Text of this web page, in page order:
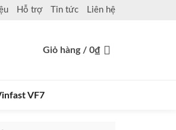
Hỗ trợ Tin tức Liên hệ
Giỏ hàng / 0₫
VF7